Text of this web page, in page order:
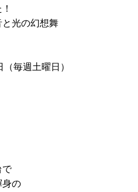
光の幻想舞
毎週土曜日）
で
身の